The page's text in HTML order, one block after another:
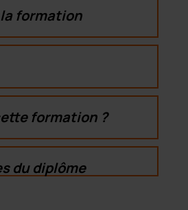
formation
formation ?
du diplôme